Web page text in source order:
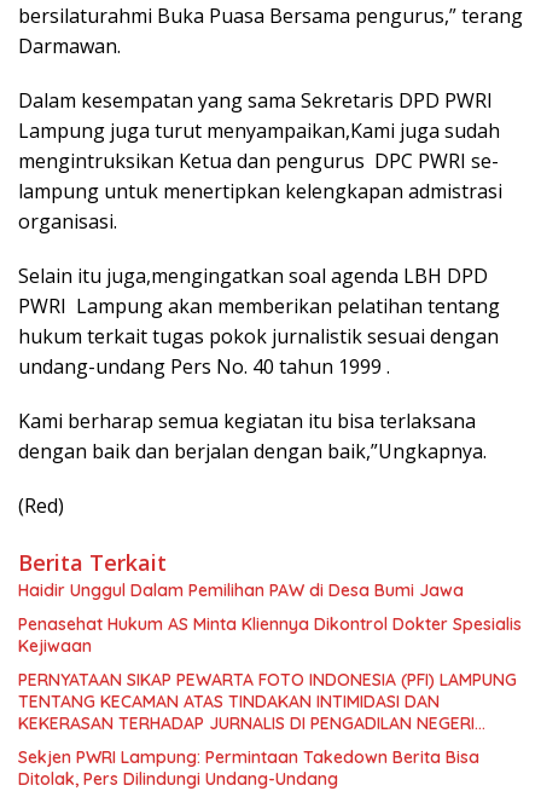
bersilaturahmi Buka Puasa Bersama pengurus,” terang
Darmawan.
Dalam kesempatan yang sama Sekretaris DPD PWRI
Lampung juga turut menyampaikan,Kami juga sudah
mengintruksikan Ketua dan pengurus DPC PWRI se-
lampung untuk menertipkan kelengkapan admistrasi
organisasi.
Selain itu juga,mengingatkan soal agenda LBH DPD
PWRI Lampung akan memberikan pelatihan tentang
hukum terkait tugas pokok jurnalistik sesuai dengan
undang-undang Pers No. 40 tahun 1999 .
Kami berharap semua kegiatan itu bisa terlaksana
dengan baik dan berjalan dengan baik,”Ungkapnya.
(Red)
Berita Terkait
Haidir Unggul Dalam Pemilihan PAW di Desa Bumi Jawa
Penasehat Hukum AS Minta Kliennya Dikontrol Dokter Spesialis
Kejiwaan
PERNYATAAN SIKAP PEWARTA FOTO INDONESIA (PFI) LAMPUNG
TENTANG KECAMAN ATAS TINDAKAN INTIMIDASI DAN
KEKERASAN TERHADAP JURNALIS DI PENGADILAN NEGERI
TANJUNG KARANG.
Sekjen PWRI Lampung: Permintaan Takedown Berita Bisa
Ditolak, Pers Dilindungi Undang-Undang